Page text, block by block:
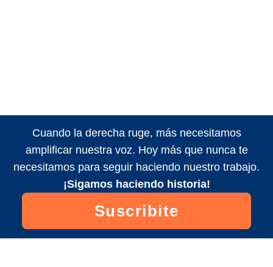
Cuando la derecha ruge, más necesitamos
amplificar nuestra voz. Hoy más que nunca te
necesitamos para seguir haciendo nuestro trabajo.
¡Sigamos haciendo historia!
Suscribite